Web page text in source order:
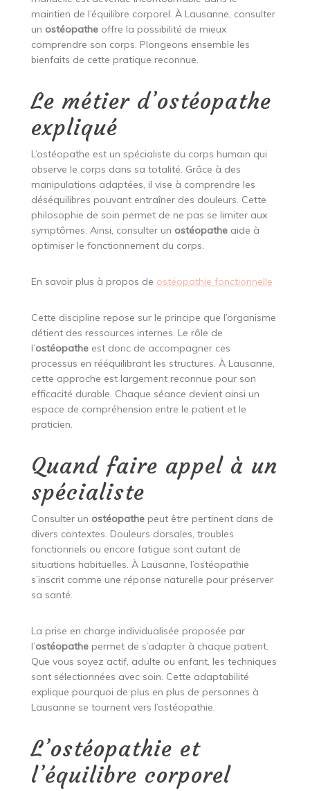
maintien de l’équilibre corporel. À Lausanne, consulter
un ostéopatheoffre la possibilité de mieux
comprendre son corps. Plongeons ensemble les
bienfaits de cette pratique reconnue.
Le métier d’ostéopathe
expliqué
L’ostéopathe est un spécialiste du corps humain qui
observe le corps dans sa totalité. Grâce à des
manipulations adaptées, il vise à comprendre les
déséquilibres pouvant entraîner des douleurs. Cette
philosophie de soin permet de ne pas se limiter aux
symptômes. Ainsi, consulter un ostéopatheaide à
optimiser le fonctionnement du corps.
En savoir plus à propos de ostéopathie fonctionnelle
Cette discipline repose sur le principe que l’organisme
détient des ressources internes. Le rôle de
l’ostéopatheest donc de accompagner ces
processus en rééquilibrant les structures. À Lausanne,
cette approche est largement reconnue pour son
efficacité durable. Chaque séance devient ainsi un
espace de compréhension entre le patient et le
praticien.
Quand faire appel à un
spécialiste
Consulter un ostéopathepeut être pertinent dans de
divers contextes. Douleurs dorsales, troubles
fonctionnels ou encore fatigue sont autant de
situations habituelles. À Lausanne, l’ostéopathie
s’inscrit comme une réponse naturelle pour préserver
sa santé.
La prise en charge individualisée proposée par
l’ostéopathepermet de s’adapter à chaque patient.
Que vous soyez actif, adulte ou enfant, les techniques
sont sélectionnées avec soin. Cette adaptabilité
explique pourquoi de plus en plus de personnes à
Lausanne se tournent vers l’ostéopathie.
L’ostéopathie et
l’équilibre corporel